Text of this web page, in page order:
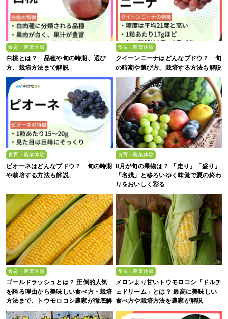
食育・農業体験
白桃とは？ 品種や旬の時期、選び
方、栽培方法まで解説
食育・農業体験
クイーンニーナはどんなブドウ？ 旬
の時期や選び方、栽培する方法も解説
食育・農業体験
ピオーネはどんなブドウ？ 旬の時期
や栽培する方法も解説
食育・農業体験
8月が旬の果物は？ 「走り」「盛り」
「名残」と移ろいゆく味覚で夏の終わ
りをおいしく彩る
食育・農業体験
ゴールドラッシュとは？ 圧倒的人気
を誇る理由から美味しい食べ方・栽培
方法まで、トウモロコシ農家が徹底解
説
食育・農業体験
メロンより甘いトウモロコシ「ドルチ
ェドリーム」とは？ 最高に美味しい
食べ方や栽培方法を農家が解説